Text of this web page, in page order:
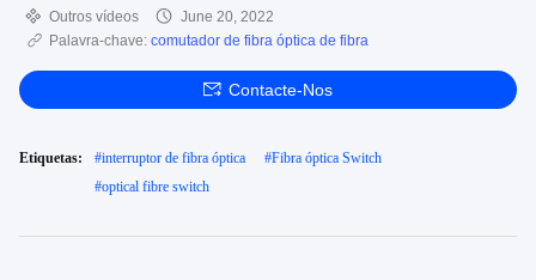
Outros vídeos
June 20, 2022
Palavra-chave: comutador de fibra óptica de fibra
Contacte-Nos
Etiquetas: #interruptor de fibra óptica #Fibra óptica Switch
#optical fibre switch